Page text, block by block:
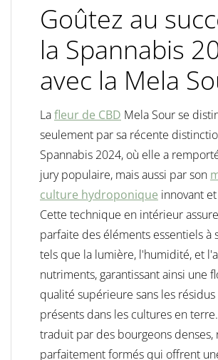
Goûtez au
la Spannabis
avec la Mela
Lafleur de CBD Mela Sour se
seulement par sa récente
Spannabis 2024, où elle a
jury populaire, mais aussi par son
culture hydroponique innovant
Cette technique en intérieur
parfaite des éléments essentiels à
tels que la lumière, l'humidité, et
nutriments, garantissant ainsi une
qualité supérieure sans les résidus
présents dans les cultures en
traduit par des bourgeons denses,
parfaitement formés qui offrent